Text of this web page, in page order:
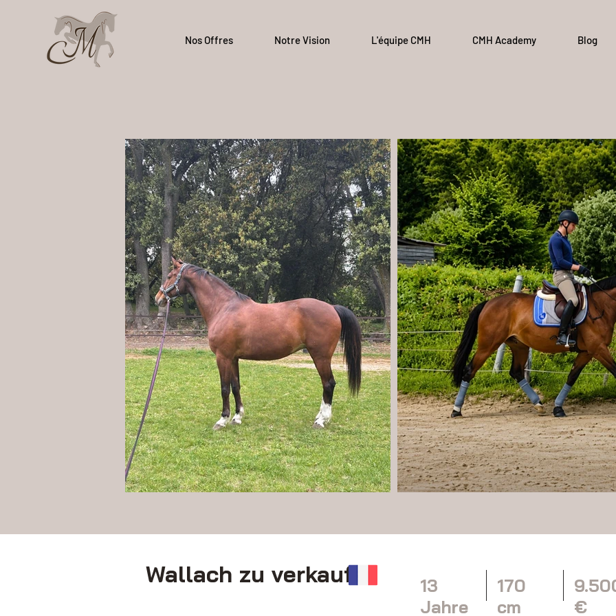
Nos Offres Notre Vision L'équipe CMH CMH Academy Blog
Wallach zu verkaufen
13
Jahre
170
cm
€